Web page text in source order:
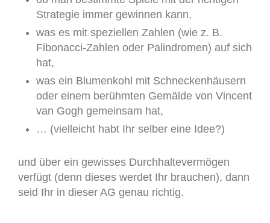
Strategie immer gewinnen kann,
was es mit speziellen Zahlen (wie z. B.
Fibonacci-Zahlen oder Palindromen) auf sich
hat,
was ein Blumenkohl mit Schneckenhäusern
oder einem berühmten Gemälde von Vincent
van Gogh gemeinsam hat,
… (vielleicht habt Ihr selber eine Idee?)
und über ein gewisses Durchhaltevermögen
verfügt (denn dieses werdet Ihr brauchen), dann
seid Ihr in dieser AG genau richtig.